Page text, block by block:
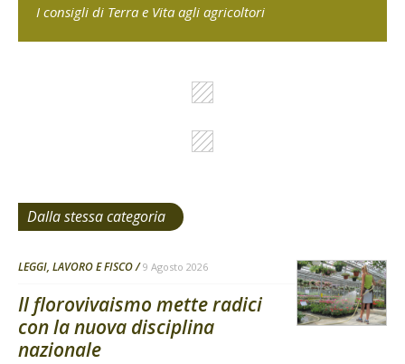
I consigli di Terra e Vita agli agricoltori
Dalla stessa categoria
LEGGI, LAVORO E FISCO 9 Agosto 2026
Il florovivaismo mette radici
con la nuova disciplina
nazionale